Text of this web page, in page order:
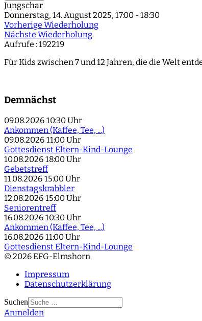
Jungschar
Donnerstag, 14. August 2025, 17:00 - 18:30
Vorherige Wiederholung
Nächste Wiederholung
Aufrufe : 192219
Für Kids zwischen 7 und 12 Jahren, die die Welt
Demnächst
09.08.2026 10:30 Uhr
Ankommen (Kaffee, Tee, ...)
09.08.2026 11:00 Uhr
Gottesdienst Eltern-Kind-Lounge
10.08.2026 18:00 Uhr
Gebetstreff
11.08.2026 15:00 Uhr
Dienstagskrabbler
12.08.2026 15:00 Uhr
Seniorentreff
16.08.2026 10:30 Uhr
Ankommen (Kaffee, Tee, ...)
16.08.2026 11:00 Uhr
Gottesdienst Eltern-Kind-Lounge
© 2026 EFG-Elmshorn
Impressum
Datenschutzerklärung
Suchen
Type 2 or more
Anmelden